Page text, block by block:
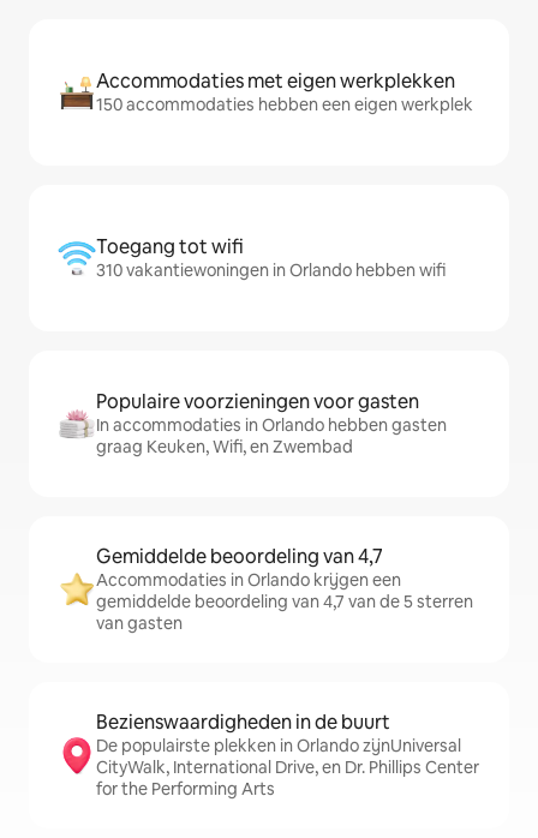
Accommodaties met eigen werkplekken
150 accommodaties hebben een eigen werkplek
Toegang tot wifi
310 vakantiewoningen in Orlando hebben wifi
Populaire voorzieningen voor gasten
In accommodaties in Orlando hebben gasten
graag Keuken, Wifi, en Zwembad
Gemiddelde beoordeling van 4,7
Accommodaties in Orlando krijgen een
gemiddelde beoordeling van 4,7 van de 5 sterren
van gasten
Bezienswaardigheden in de buurt
De populairste plekken in Orlando zijnUniversal
CityWalk, International Drive, en Dr. Phillips Center
for the Performing Arts